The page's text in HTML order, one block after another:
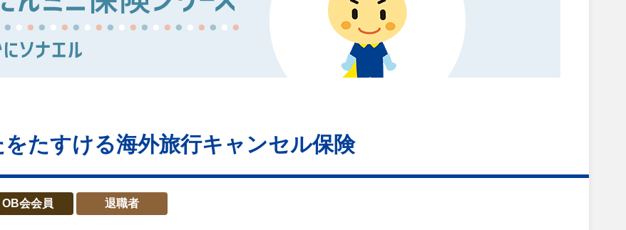
たすける海外旅行キャンセル保険
OB会会員 退職者